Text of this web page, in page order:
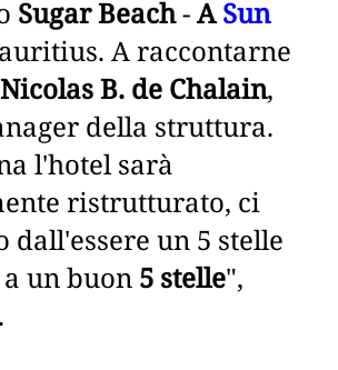
Sugar Beach-ASun
A raccontarne
Nicolas B. de Chalain,
della struttura.
l'hotel sarà
ristrutturato, ci
dall'essere un 5 stelle
un buon 5 stelle",